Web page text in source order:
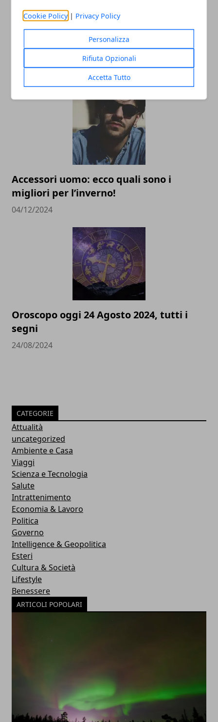
Cookie Policy | Privacy Policy
Personalizza
Rifiuta Opzionali
Accetta Tutto
L’universo Harry Potter: libri, film,
mostre e serie TV, tutte le versioni del
mondo fantasy più noto al mondo
Accessori uomo: ecco quali sono i
migliori per l’inverno!
04/12/2024
Oroscopo oggi 24 Agosto 2024, tutti i
segni
24/08/2024
CATEGORIE
Attualità
uncategorized
Ambiente e Casa
Viaggi
Scienza e Tecnologia
Salute
Intrattenimento
Economia & Lavoro
Politica
Governo
Intelligence & Geopolitica
Esteri
Cultura & Società
Lifestyle
Benessere
ARTICOLI POPOLARI